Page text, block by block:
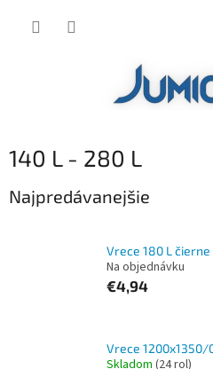
140 L - 280 L
Najpredávanejšie
Vrece 180 L
Na objednávku
€4,94
Vrece
Skladom (24 rol)